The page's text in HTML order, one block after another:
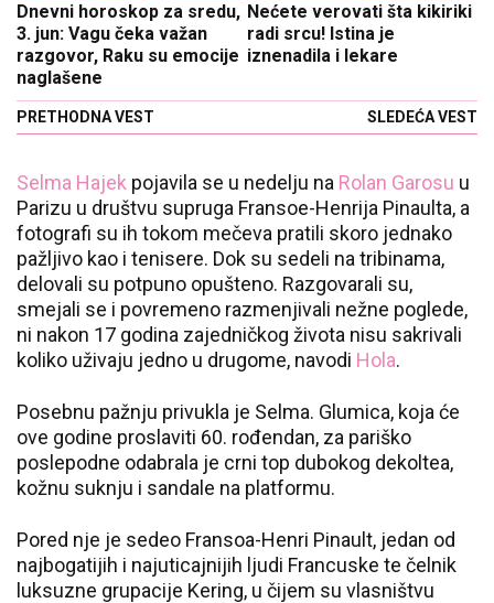
Dnevni horoskop za sredu,
3. jun: Vagu čeka važan
razgovor, Raku su emocije
naglašene
PRETHODNA VEST
Nećete verovati šta kikiriki
radi srcu! Istina je
iznenadila i lekare
SLEDEĆA VEST
Selma Hajek pojavila se u nedelju na Rolan Garosu u
Parizu u društvu supruga Fransoe-Henrija Pinaulta, a
fotografi su ih tokom mečeva pratili skoro jednako
pažljivo kao i tenisere. Dok su sedeli na tribinama,
delovali su potpuno opušteno. Razgovarali su,
smejali se i povremeno razmenjivali nežne poglede,
ni nakon 17 godina zajedničkog života nisu sakrivali
koliko uživaju jedno u drugome, navodi Hola.
Posebnu pažnju privukla je Selma. Glumica, koja će
ove godine proslaviti 60. rođendan, za pariško
poslepodne odabrala je crni top dubokog dekoltea,
kožnu suknju i sandale na platformu.
Pored nje je sedeo Fransoa-Henri Pinault, jedan od
najbogatijih i najuticajnijih ljudi Francuske te čelnik
luksuzne grupacije Kering, u čijem su vlasništvu